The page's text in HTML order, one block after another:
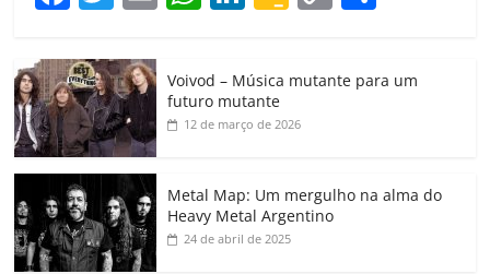
c
e
b
o
o
k
itt
er
ai at
s
A
p
k
e
dI
gl
e
a
ss
y
k
p
h
Voivod – Música mutante para um
futuro mutante
12 de março de 2026
Metal Map: Um mergulho na alma do
Heavy Metal Argentino
24 de abril de 2025